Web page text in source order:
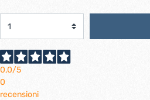
0,0/5
0
recensioni